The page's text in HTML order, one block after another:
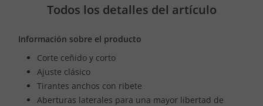
Todos los detalles del artículo
Información sobre el producto
Corte ceñido y corto
Ajuste clásico
Tirantes anchos con ribete
Aberturas laterales para una mayor libertad de